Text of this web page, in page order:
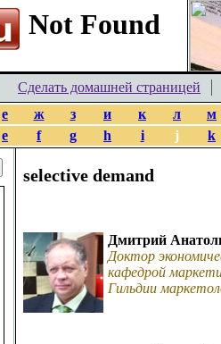
Сделать домашней страницей
е ж з и к л
м
e f g h i j k
selective demand
Дмитрий
Доктор
кафедрой
Гильдии